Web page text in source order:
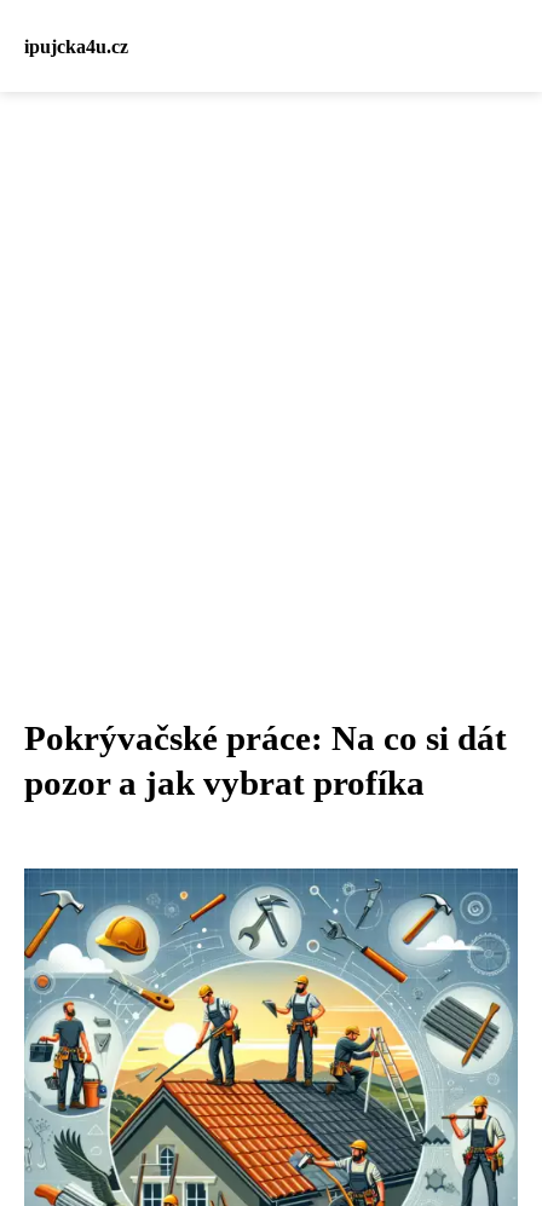
ipujcka4u.cz
Pokrývačské práce: Na co si dát
pozor a jak vybrat profíka